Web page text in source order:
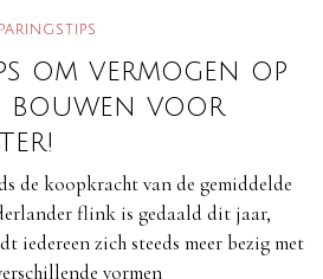
om vermogen op
bouwen voor
de koopkracht van de gemiddelde
flink is gedaald dit jaar,
iedereen zich steeds meer bezig met
vormen